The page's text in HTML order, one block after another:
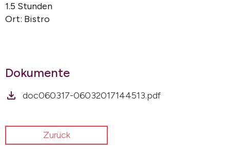
1.5 Stunden
Ort: Bistro
Dokumente
doc060317-06032017144513.pdf
Zurück